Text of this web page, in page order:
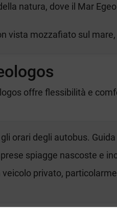
natura, dove il Mar
vista mozzafiato sul
offre flessibilità e
orari degli autobus.
spiagge nascoste e
privato,